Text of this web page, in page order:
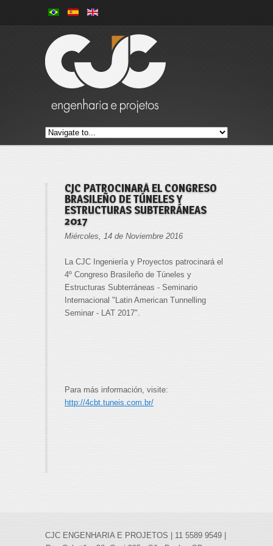
CJC PATROCINARÁ EL CONGRESO
BRASILEÑO DE TÚNELES Y
ESTRUCTURAS SUBTERRÁNEAS
2017
Miércoles, 14 de Noviembre 2016
La CJC Ingeniería y Proyectos patrocinará el
4º Congreso Brasileño de Túneles y
Estructuras Subterráneas - Seminario
Internacional "Latin American Tunnelling
Seminar - LAT 2017".
Para más información, visite:
http://4cbt.tuneis.com.br/
CJC ENGENHARIA E PROJETOS | 11 5589 9549 |